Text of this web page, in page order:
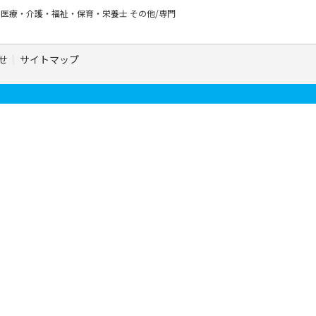
医療・介護・福祉・保育・栄養士 その他/専門
サイトマップ